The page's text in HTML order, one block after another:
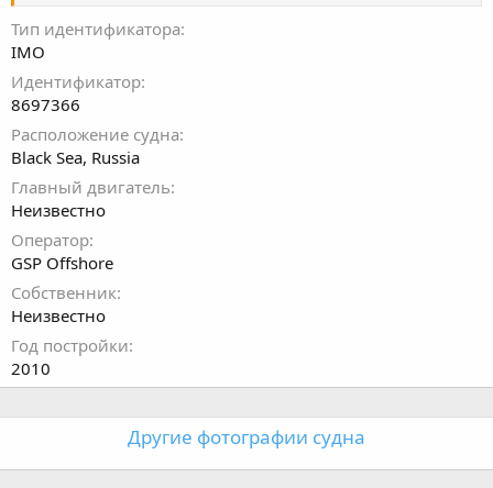
Тип идентификатора
IMO
Идентификатор
8697366
Расположение судна
Black Sea, Russia
Главный двигатель
Неизвестно
Оператор
GSP Offshore
Собственник
Неизвестно
Год постройки
2010
Другие фотографии судна